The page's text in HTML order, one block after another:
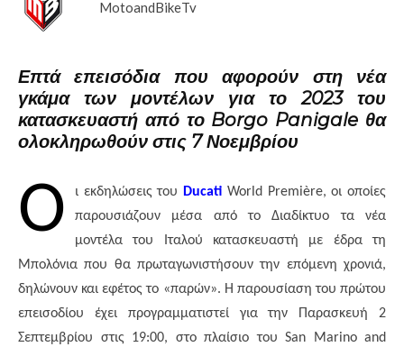
MotoandBikeTv
Επτά επεισόδια που αφορούν στη νέα
γκάμα των μοντέλων για το 2023 του
κατασκευαστή από το Borgo Panigale θα
ολοκληρωθούν στις 7 Νοεμβρίου
Ο ι εκδηλώσεις τουDucati World Première, οι οποίες
παρουσιάζουν μέσα από το Διαδίκτυο τα νέα
μοντέλα του Ιταλού κατασκευαστή με έδρα τη
Μπολόνια που θα πρωταγωνιστήσουν την επόμενη χρονιά,
δηλώνουν και εφέτος το «παρών». Η παρουσίαση του πρώτου
επεισοδίου έχει προγραμματιστεί για την Παρασκευή 2
Σεπτεμβρίου στις 19:00, στο πλαίσιο του San Marino and